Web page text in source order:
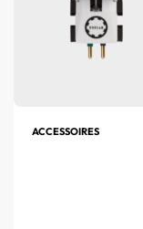
ACCESSOIRES